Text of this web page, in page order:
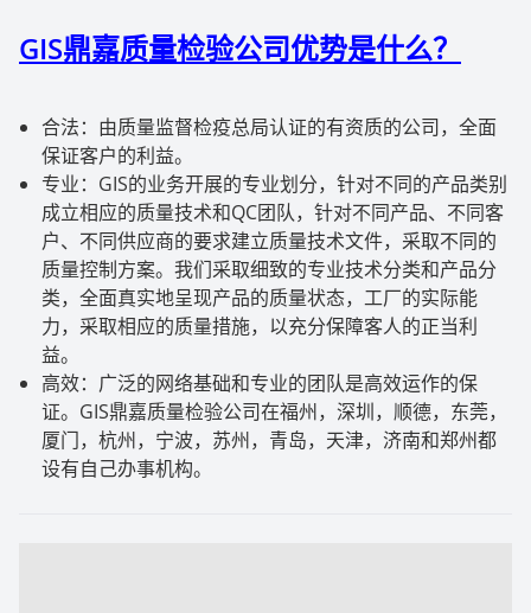
GIS鼎嘉质量检验公司优势是什么？
合法：由质量监督检疫总局认证的有资质的公司，全面
保证客户的利益。
专业：GIS的业务开展的专业划分，针对不同的产品类别
成立相应的质量技术和QC团队，针对不同产品、不同客
户、不同供应商的要求建立质量技术文件，采取不同的
质量控制方案。我们采取细致的专业技术分类和产品分
类，全面真实地呈现产品的质量状态，工厂的实际能
力，采取相应的质量措施，以充分保障客人的正当利
益。
高效：广泛的网络基础和专业的团队是高效运作的保
证。GIS鼎嘉质量检验公司在福州，深圳，顺德，东莞，
厦门，杭州，宁波，苏州，青岛，天津，济南和郑州都
设有自己办事机构。